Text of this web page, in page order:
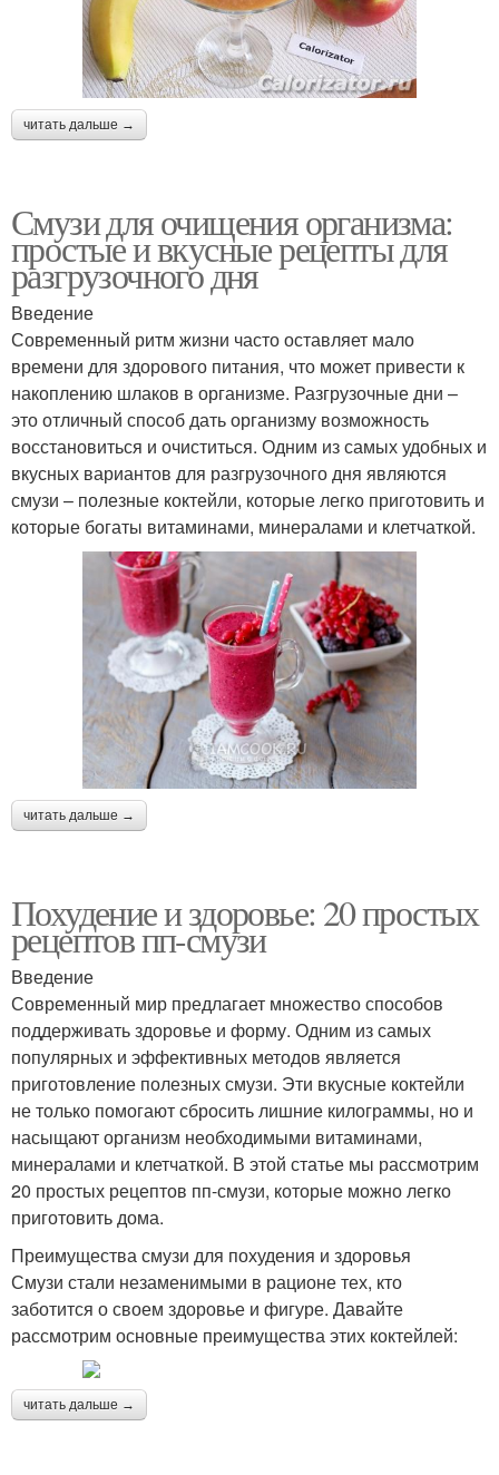
читать дальше →
Смузи для очищения организма:
простые и вкусные рецепты для
разгрузочного дня
Введение
Современный ритм жизни часто оставляет мало
времени для здорового питания, что может привести к
накоплению шлаков в организме. Разгрузочные дни –
это отличный способ дать организму возможность
восстановиться и очиститься. Одним из самых удобных и
вкусных вариантов для разгрузочного дня являются
смузи – полезные коктейли, которые легко приготовить и
которые богаты витаминами, минералами и клетчаткой.
читать дальше →
Похудение и здоровье: 20 простых
рецептов пп-смузи
Введение
Современный мир предлагает множество способов
поддерживать здоровье и форму. Одним из самых
популярных и эффективных методов является
приготовление полезных смузи. Эти вкусные коктейли
не только помогают сбросить лишние килограммы, но и
насыщают организм необходимыми витаминами,
минералами и клетчаткой. В этой статье мы рассмотрим
20 простых рецептов пп-смузи, которые можно легко
приготовить дома.
Преимущества смузи для похудения и здоровья
Смузи стали незаменимыми в рационе тех, кто
заботится о своем здоровье и фигуре. Давайте
рассмотрим основные преимущества этих коктейлей:
читать дальше →